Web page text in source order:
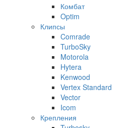
Комбат
Optim
Клипсы
Comrade
TurboSky
Motorola
Hytera
Kenwood
Vertex Standard
Vector
Icom
Крепления